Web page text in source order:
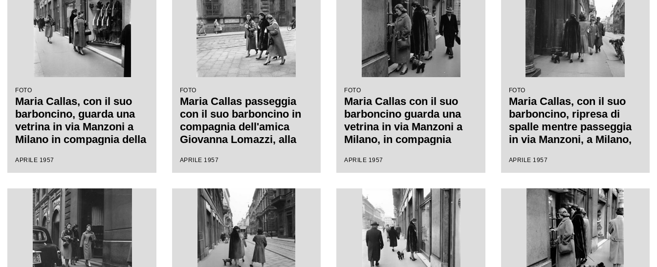
FOTO
Maria Callas, con il suo
barboncino, guarda una
vetrina in via Manzoni a
Milano in compagnia della
APRILE 1957
FOTO
Maria Callas passeggia
con il suo barboncino in
compagnia dell'amica
Giovanna Lomazzi, alla
segretaria, in via Manzoni
APRILE 1957
FOTO
Maria Callas con il suo
barboncino guarda una
vetrina in via Manzoni a
Milano, in compagnia
APRILE 1957
FOTO
Maria Callas, con il suo
barboncino, ripresa di
spalle mentre passeggia
in via Manzoni, a Milano,
Lomazzi
APRILE 1957